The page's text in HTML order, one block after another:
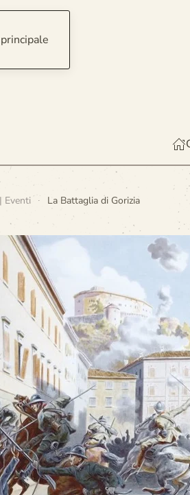
Eventi La Battaglia di Gorizia